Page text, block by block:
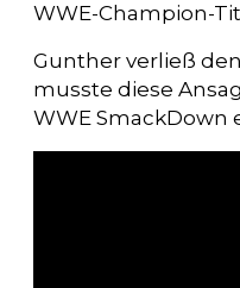
WWE-Champion-
Gunther verließ
musste diese
WWE SmackDown